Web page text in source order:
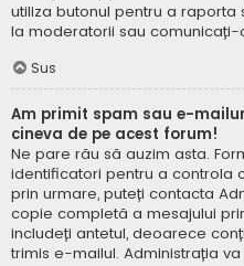
utiliza butonul pentru a
la moderatorii sau comunicați-
Sus
Am primit spam sau e-
cineva de pe acest forum!
Ne pare rău să auzim asta.
identificatori pentru a controla
prin urmare, puteți contacta
copie completă a mesajului
includeți antetul, deoarece
trimis e-mailul. Administrația va